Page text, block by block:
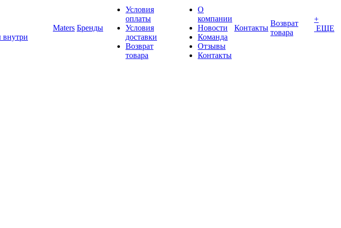
внутри
Maters Бренды
Условия
оплаты
Условия
доставки
Возврат
товара
О
компании
Новости
Команда
Отзывы
Контакты
Контакты
Возврат
товара
+
ЕЩЕ